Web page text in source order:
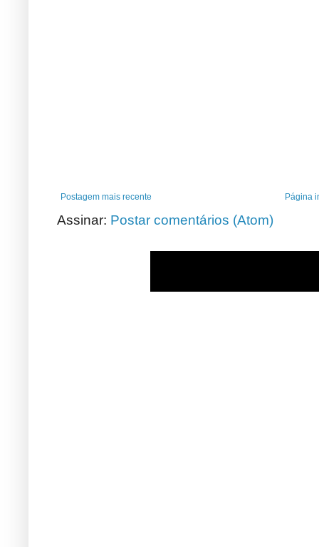
Postagem mais recente Página
Assinar: Postar comentários (Atom)